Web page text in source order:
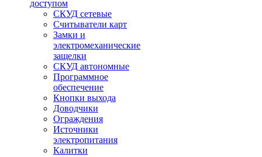
доступом
СКУД сетевые
Считыватели карт
Замки и
электромеханические
защелки
СКУД автономные
Программное
обеспечение
Кнопки выхода
Доводчики
Ограждения
Источники
электропитания
Калитки